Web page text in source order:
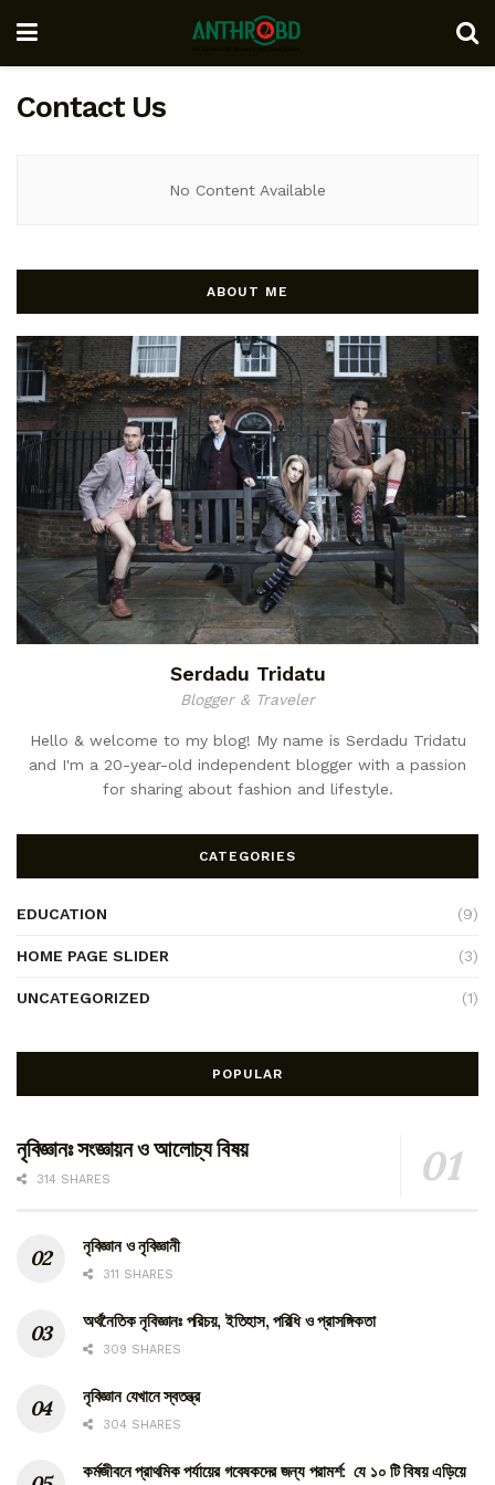
Contact Us
No Content Available
ABOUT ME
Serdadu Tridatu
Blogger & Traveler
Hello & welcome to my blog! My name is Serdadu Tridatu
and I'm a 20-year-old independent blogger with a passion
for sharing about fashion and lifestyle.
CATEGORIES
EDUCATION (9)
HOME PAGE SLIDER (3)
UNCATEGORIZED (1)
POPULAR
নৃবিজ্ঞানঃ সংজ্ঞায়ন ও আলোচ্য বিষয়
314 SHARES
নৃবিজ্ঞান ও নৃবিজ্ঞানী
311 SHARES
অর্থনৈতিক নৃবিজ্ঞানঃ পরিচয়, ইতিহাস, পরিধি ও প্রাসঙ্গিকতা
309 SHARES
নৃবিজ্ঞান যেখানে স্বতন্ত্র
304 SHARES
কর্মজীবনে প্রাথমিক পর্যায়ের গবেষকদের জন্য পরামর্শ: যে ১০ টি বিষয় এড়িয়ে